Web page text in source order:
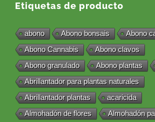
Etiquetas de producto
abono Abono bonsais
Abono
Abono Cannabis
Abono clavos
Abono granulado
Abono plantas
Abrillantador para plantas naturales
Abrillantador plantas
acaricida
Almohadón de flores
Almohadón